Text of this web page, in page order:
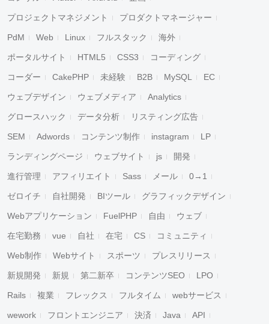
プロジェクトマネジメント プロダクトマネージャー
PdM Web Linux フルスタック 海外
ポータルサイト HTML5 CSS3 コーディング
コーダー CakePHP 未経験 B2B MySQL EC
ウェブデザイン ウェブメディア Analytics
グロースハック データ分析 リスティング広告
SEM Adwords コンテンツ制作 instagram LP
ランディングページ ウェブサイト js 開発
進行管理 アフィリエイト Sass メール 0→1
ゼロイチ 自社開発 BIツール グラフィックデザイン
Webアプリケーション FuelPHP 自由 ウェブ
在宅勤務 vue 自社 在宅 CS コミュニティ
Web制作 Webサイト スポーツ プレスリリース
新規開発 新規 第二新卒 コンテンツSEO LPO
Rails 複業 フレックス フルタイム webサービス
wework フロントエンジニア 決済 Java API